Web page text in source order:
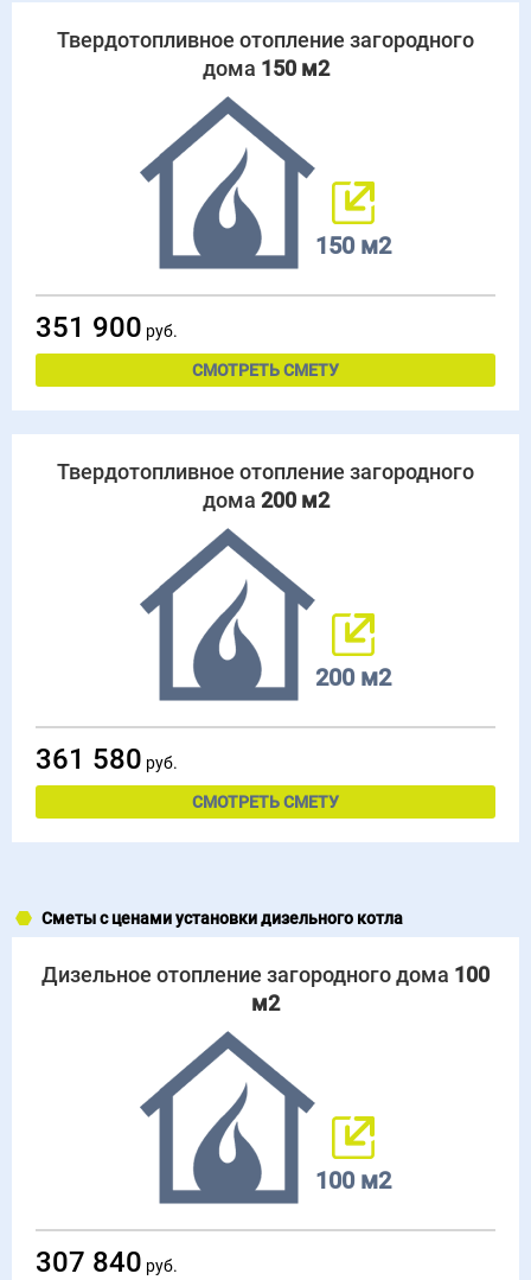
Твердотопливное отопление загородного
дома 150 м2
150 м2
351 900 руб.
СМОТРЕТЬ СМЕТУ
Твердотопливное отопление загородного
дома 200 м2
200 м2
361 580 руб.
СМОТРЕТЬ СМЕТУ
Сметы с ценами установки дизельного котла
Дизельное отопление загородного дома 100
м2
100 м2
307 840 руб.